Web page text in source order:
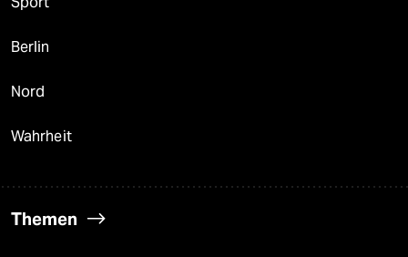
Berlin
Nord
Wahrheit
Themen